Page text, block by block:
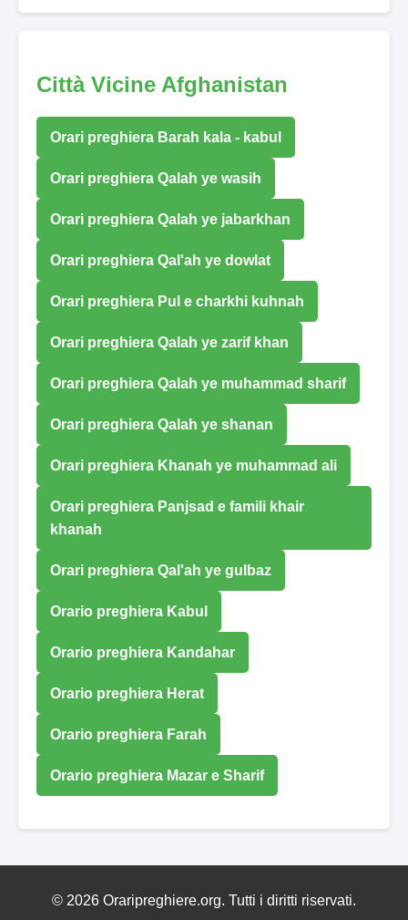
Città Vicine Afghanistan
Orari preghiera Barah kala - kabul
Orari preghiera Qalah ye wasih
Orari preghiera Qalah ye jabarkhan
Orari preghiera Qal'ah ye dowlat
Orari preghiera Pul e charkhi kuhnah
Orari preghiera Qalah ye zarif khan
Orari preghiera Qalah ye muhammad sharif
Orari preghiera Qalah ye shanan
Orari preghiera Khanah ye muhammad ali
Orari preghiera Panjsad e famili khair
khanah
Orari preghiera Qal'ah ye gulbaz
Orario preghiera Kabul
Orario preghiera Kandahar
Orario preghiera Herat
Orario preghiera Farah
Orario preghiera Mazar e Sharif
© 2026 Oraripreghiere.org. Tutti i diritti riservati.